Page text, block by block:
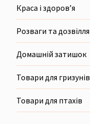
Краса і здоров’я
Розваги та дозвілля
Домашній затишок
Товари для гризунів
Товари для птахів